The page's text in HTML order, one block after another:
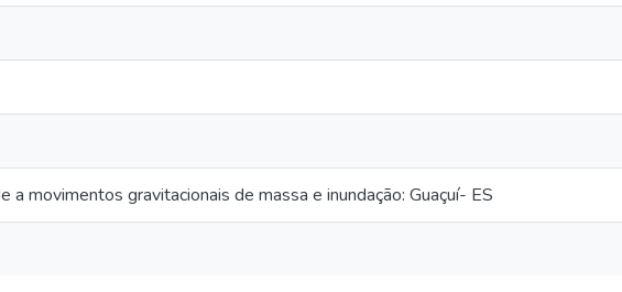
a movimentos gravitacionais de massa e inundação: Guaçuí- ES